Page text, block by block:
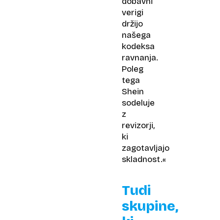
verigi
držijo
našega
kodeksa
ravnanja.
Poleg
tega
Shein
sodeluje
z
revizorji,
ki
zagotavljajo
skladnost.«
Tudi
skupine,